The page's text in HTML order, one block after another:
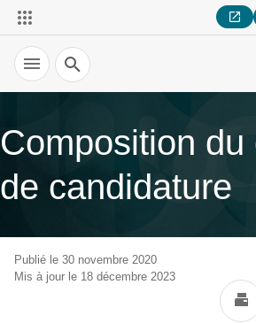
Recherche
Composition du
de candidature
Publié le 30 novembre 2020
Mis à jour le 18 décembre 2023